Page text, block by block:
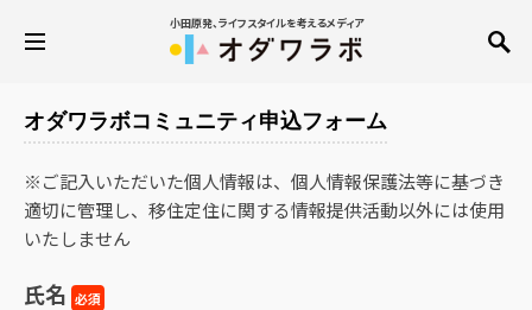
小田原発、ライフスタイルを考えるメディア
オダワラボコミュニティ申込フォーム
※ご記入いただいた個人情報は、個人情報保護法等に基づき
適切に管理し、移住定住に関する情報提供活動以外には使用
いたしません
氏名 必須